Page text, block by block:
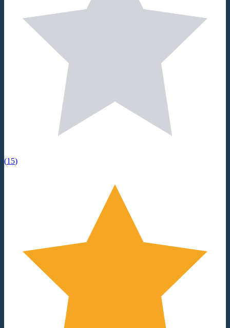
(15)